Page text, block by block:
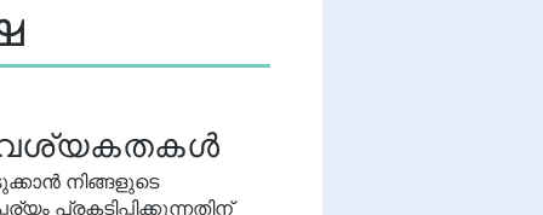
നിങ്ങളുടെ
പ്രകടിപ്പിക്കുന്നതിന്